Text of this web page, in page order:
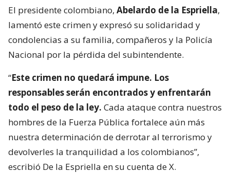
El presidente colombiano, Abelardo de la Espriella,
lamentó este crimen y expresó su solidaridad y
condolencias a su familia, compañeros y la Policía
Nacional por la pérdida del subintendente.
“Este crimen no quedará impune. Los
responsables serán encontrados y enfrentarán
todo el peso de la ley. Cada ataque contra nuestros
hombres de la Fuerza Pública fortalece aún más
nuestra determinación de derrotar al terrorismo y
devolverles la tranquilidad a los colombianos”,
escribió De la Espriella en su cuenta de X.